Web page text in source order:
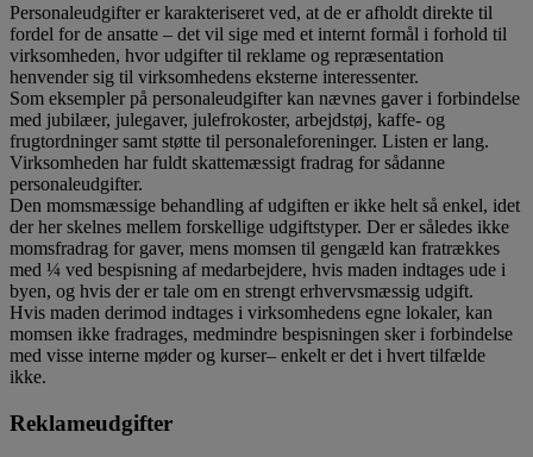
Personaleudgifter er karakteriseret ved, at de er afholdt direkte til
fordel for de ansatte – det vil sige med et internt formål i forhold til
virksomheden, hvor udgifter til reklame og repræsentation
henvender sig til virksomhedens eksterne interessenter.
Som eksempler på personaleudgifter kan nævnes gaver i forbindelse
med jubilæer, julegaver, julefrokoster, arbejdstøj, kaffe- og
frugtordninger samt støtte til personaleforeninger. Listen er lang.
Virksomheden har fuldt skattemæssigt fradrag for sådanne
personaleudgifter.
Den momsmæssige behandling af udgiften er ikke helt så enkel, idet
der her skelnes mellem forskellige udgiftstyper. Der er således ikke
momsfradrag for gaver, mens momsen til gengæld kan fratrækkes
med ¼ ved bespisning af medarbejdere, hvis maden indtages ude i
byen, og hvis der er tale om en strengt erhvervsmæssig udgift.
Hvis maden derimod indtages i virksomhedens egne lokaler, kan
momsen ikke fradrages, medmindre bespisningen sker i forbindelse
med visse interne møder og kurser– enkelt er det i hvert tilfælde
ikke.
Reklameudgifter